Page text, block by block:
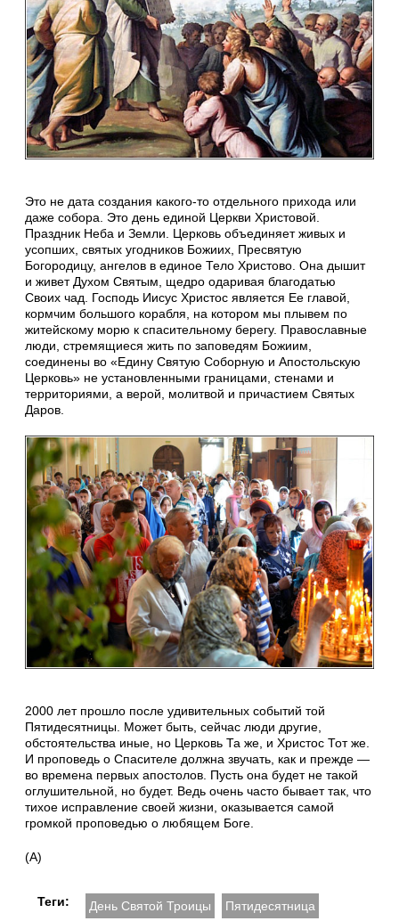
Это не дата создания какого-то отдельного прихода или
даже собора. Это день единой Церкви Христовой.
Праздник Неба и Земли. Церковь объединяет живых и
усопших, святых угодников Божиих, Пресвятую
Богородицу, ангелов в единое Тело Христово. Она дышит
и живет Духом Святым, щедро одаривая благодатью
Своих чад. Господь Иисус Христос является Ее главой,
кормчим большого корабля, на котором мы плывем по
житейскому морю к спасительному берегу. Православные
люди, стремящиеся жить по заповедям Божиим,
соединены во «Едину Святую Соборную и Апостольскую
Церковь» не установленными границами, стенами и
территориями, а верой, молитвой и причастием Святых
Даров.
2000 лет прошло после удивительных событий той
Пятидесятницы. Может быть, сейчас люди другие,
обстоятельства иные, но Церковь Та же, и Христос Тот же.
И проповедь о Спасителе должна звучать, как и прежде —
во времена первых апостолов. Пусть она будет не такой
оглушительной, но будет. Ведь очень часто бывает так, что
тихое исправление своей жизни, оказывается самой
громкой проповедью о любящем Боге.
(А)
Теги: День Святой Троицы Пятидесятница